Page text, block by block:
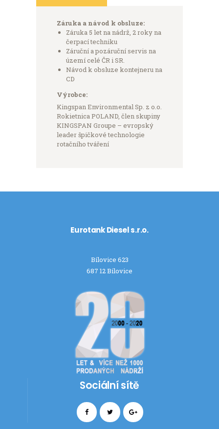
Záruka a návod k obsluze:
Záruka 5 let na nádrž, 2 roky na
čerpací techniku
Záruční a pozáruční servis na
území celé ČR i SR.
Návod k obsluze kontejneru na
CD
Výrobce:
Kingspan Environmental Sp. z o.o.
Rokietnica POLAND, člen skupiny
KINGSPAN Groupe – evropský
leader špičkové technologie
rotačního tváření
Eurotank Diesel s.r.o.
Bílovice 623
687 12 Bílovice
Sociální sítě